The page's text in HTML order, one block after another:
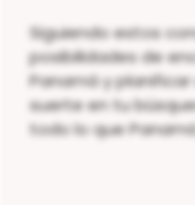
Siguiendo estos
posibilidades de
Panamá y planificar
suerte en tu
todo lo que